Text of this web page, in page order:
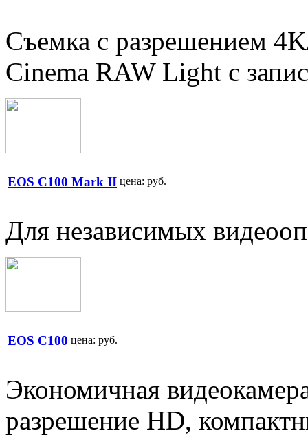
Съемка с разрешением
Cinema RAW Light с
EOS C100 Mark II цена: руб.
Для независимых
EOS C100 цена: руб.
Экономичная
разрешение HD,